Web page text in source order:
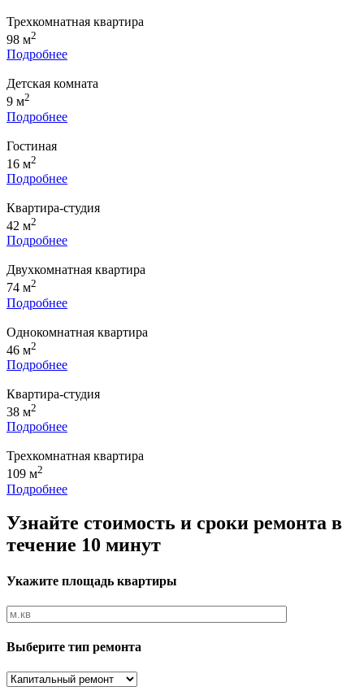
Трехкомнатная квартира
98 м2
Подробнее
Детская комната
9 м2
Подробнее
Гостиная
16 м2
Подробнее
Квартира-студия
42 м2
Подробнее
Двухкомнатная квартира
74 м2
Подробнее
Однокомнатная квартира
46 м2
Подробнее
Квартира-студия
38 м2
Подробнее
Трехкомнатная квартира
109 м2
Подробнее
Узнайте стоимость и сроки ремонта в
течение 10 минут
Укажите площадь квартиры
Выберите тип ремонта